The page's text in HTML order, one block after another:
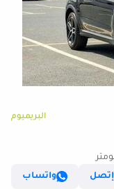
البريميوم
إتصل
واتساب